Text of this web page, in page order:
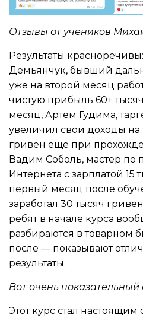
Отзывы от учеников
Результаты
Демьянчук, бывший
уже на второй месяц
чистую прибыль 60+
месяц, Артем Гудима,
увеличил свои доходы на
гривен еще при
Вадим Соболь, мастер
Интернета с зарплатой 15
первый месяц после
заработал 30 тысяч
ребят в начале курса
разбираются в товарном
после — показывают
результаты.
Вот очень
Этот курс стал настоящим